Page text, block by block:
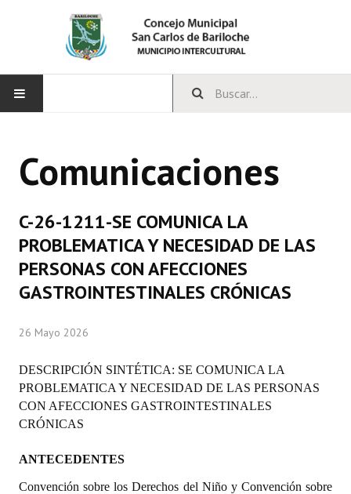
CONCEJO
Integrantes del Concejo
Comisiones Permanentes
Comisiones Especiales
Concejales Mandato Cumplido
Programas
LEGISLACIÓN
Comunicaciones
C-26-1211-SE COMUNICA LA
PROBLEMATICA Y NECESIDAD DE LAS
PERSONAS CON AFECCIONES
GASTROINTESTINALES CRÓNICAS
26 Mayo 2026
DESCRIPCIÓN SINTÉTICA: SE COMUNICA LA
PROBLEMATICA Y NECESIDAD DE LAS PERSONAS
CON AFECCIONES GASTROINTESTINALES
CRÓNICAS
ANTECEDENTES
Convención sobre los Derechos del Niño y Convención sobre